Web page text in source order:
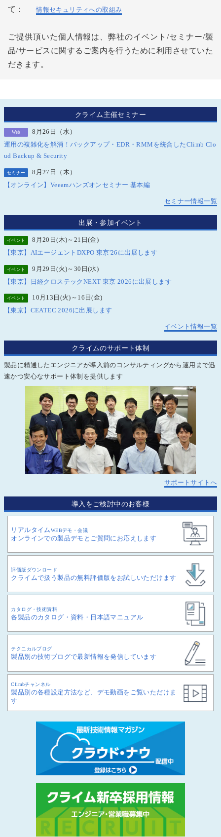
て：
情報セキュリティへの取組み
ご提供頂いた個人情報は、弊社のイベント/セミナー/製
品/サービスに関するご案内を行うために利用させていた
だきます。
クライム主催セミナー
Web
8月26日（水）
運用の複雑化を解消！バックアップ・EDR・RMMを統合したClimb Clo
ud Backup & Security
セミナー
8月27日（木）
【オンライン】Veeamハンズオンセミナー 基本編
セミナー情報一覧
出展・参加イベント
イベント
8月20日(木)～21日(金)
【東京】AIエージェントDXPO 東京'26に出展します
イベント
9月29日(火)～30日(水)
【東京】日経クロステックNEXT 東京 2026に出展します
イベント
10月13日(火)～16日(金)
【東京】CEATEC 2026に出展します
イベント情報一覧
クライムのサポート体制
製品に精通したエンジニアが導入前のコンサルティングから運用まで迅
速かつ安心なサポート体制を提供します
サポートサイトへ
導入をご検討中のお客様
リアルタイムWEBデモ・会議
オンラインでの製品デモとご質問にお応えします
評価版ダウンロード
クライムで扱う製品の無料評価版をお試しいただけます
カタログ・技術資料
各製品のカタログ・資料・日本語マニュアル
テクニカルブログ
製品別の技術ブログで最新情報を発信しています
Climbチャンネル
製品別の各種設定方法など、デモ動画をご覧いただけま
す